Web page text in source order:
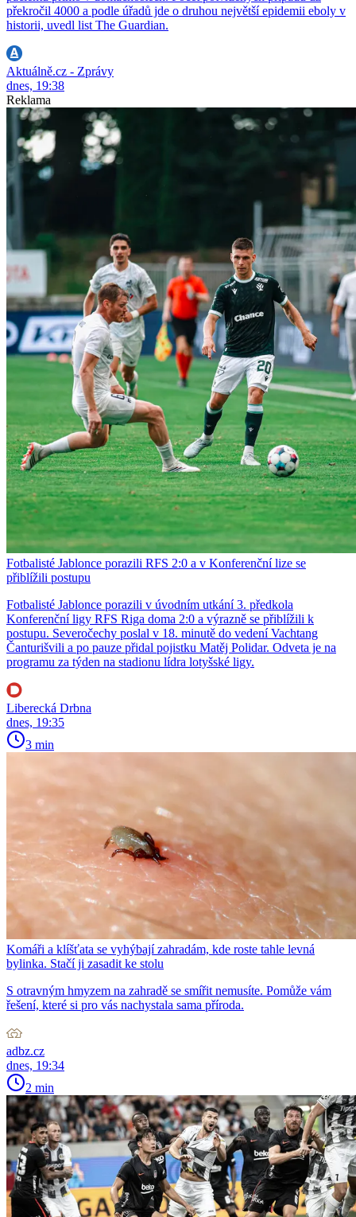
překročil 4000 a podle úřadů jde o druhou největší epidemii eboly v
historii, uvedl list The Guardian.
Aktuálně.cz - Zprávy
dnes, 19:38
Reklama
Fotbalisté Jablonce porazili RFS 2:0 a v Konferenční lize se
přiblížili postupu
Fotbalisté Jablonce porazili v úvodním utkání 3. předkola
Konferenční ligy RFS Riga doma 2:0 a výrazně se přiblížili k
postupu. Severočechy poslal v 18. minutě do vedení Vachtang
Čanturišvili a po pauze přidal pojistku Matěj Polidar. Odveta je na
programu za týden na stadionu lídra lotyšské ligy.
Liberecká Drbna
dnes, 19:35
3 min
Komáři a klíšťata se vyhýbají zahradám, kde roste tahle levná
bylinka. Stačí ji zasadit ke stolu
S otravným hmyzem na zahradě se smířit nemusíte. Pomůže vám
řešení, které si pro vás nachystala sama příroda.
adbz.cz
dnes, 19:34
2 min